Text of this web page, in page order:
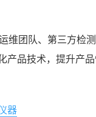
维团队、第三方检
品技术，提升产
器